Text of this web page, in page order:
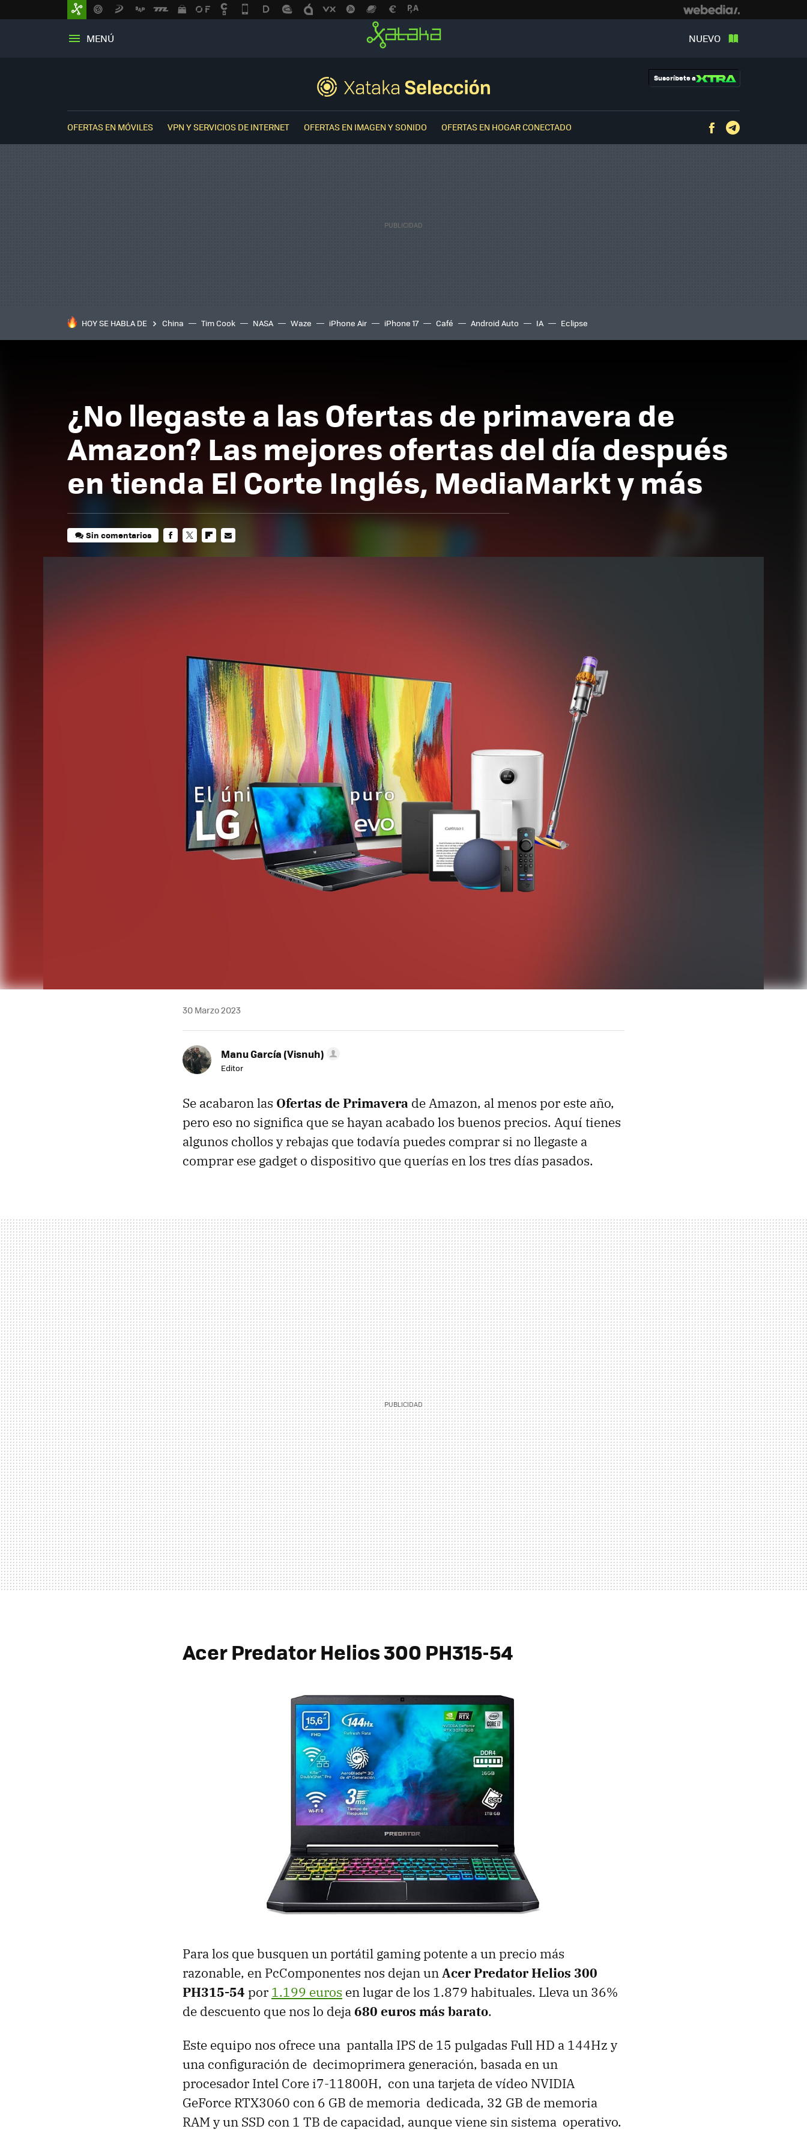
MENÚ NUEVO
Suscríbete a
OFERTAS EN MÓVILES VPN Y SERVICIOS DE INTERNET OFERTAS EN IMAGEN Y SONIDO OFERTAS EN HOGAR CONECTADO Facebook
HOY SE HABLA DE China Tim Cook NASA Waze iPhone Air iPhone 17 Café Android Auto IA Eclipse
¿No llegaste a las Ofertas de primavera de
Amazon? Las mejores ofertas del día después
en tienda El Corte Inglés, MediaMarkt y más
Sin comentarios
30 Marzo 2023
Manu García (Visnuh)
Editor
Se acabaron las Ofertas de Primavera de Amazon, al menos por este año,
pero eso no significa que se hayan acabado los buenos precios. Aquí tienes
algunos chollos y rebajas que todavía puedes comprar si no llegaste a
comprar ese gadget o dispositivo que querías en los tres días pasados.
Acer Predator Helios 300 PH315-54
Para los que busquen un portátil gaming potente a un precio más
razonable, en PcComponentes nos dejan unAcer Predator Helios 300
PH315-54 por 1.199 euros en lugar de los 1.879 habituales. Lleva un 36%
de descuento que nos lo deja680 euros más barato.
Este equipo nos ofrece una pantalla IPS de 15 pulgadas Full HD a 144Hz y
una configuración de decimoprimera generación, basada en un
procesador Intel Core i7-11800H, con una tarjeta de vídeo NVIDIA
GeForce RTX3060 con 6 GB de memoria dedicada, 32 GB de memoria
RAM y un SSD con 1 TB de capacidad, aunque viene sin sistema operativo.